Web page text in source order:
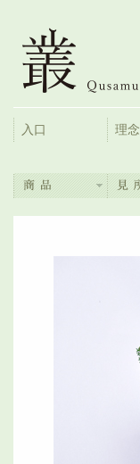
入口 理念